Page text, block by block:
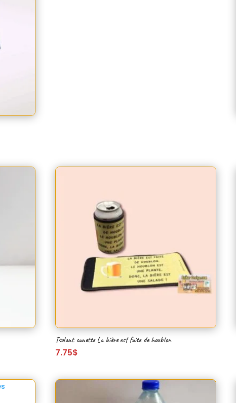
Isolant canette La bière est faite de houblon
7.75$